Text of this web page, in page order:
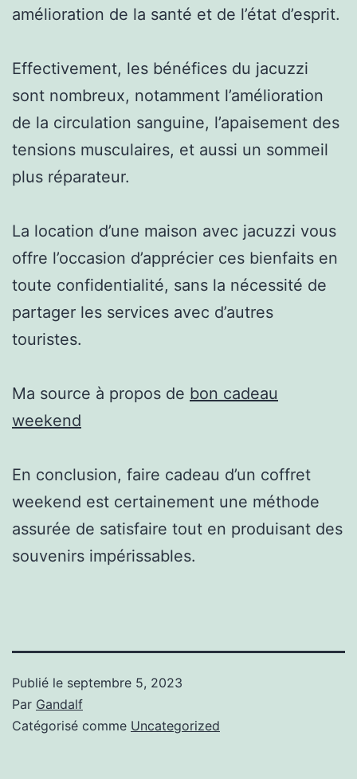
amélioration de la santé et de l’état d’esprit.
Effectivement, les bénéfices du jacuzzi
sont nombreux, notamment l’amélioration
de la circulation sanguine, l’apaisement des
tensions musculaires, et aussi un sommeil
plus réparateur.
La location d’une maison avec jacuzzi vous
offre l’occasion d’apprécier ces bienfaits en
toute confidentialité, sans la nécessité de
partager les services avec d’autres
touristes.
Ma source à propos de bon cadeau
weekend
En conclusion, faire cadeau d’un coffret
weekend est certainement une méthode
assurée de satisfaire tout en produisant des
souvenirs impérissables.
Publié le septembre 5, 2023
Par Gandalf
Catégorisé comme Uncategorized